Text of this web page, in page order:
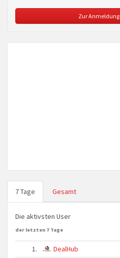
Zur Anmeldung
7 Tage Gesamt
Die aktivsten User
der letzten 7 Tage
1. DealHub